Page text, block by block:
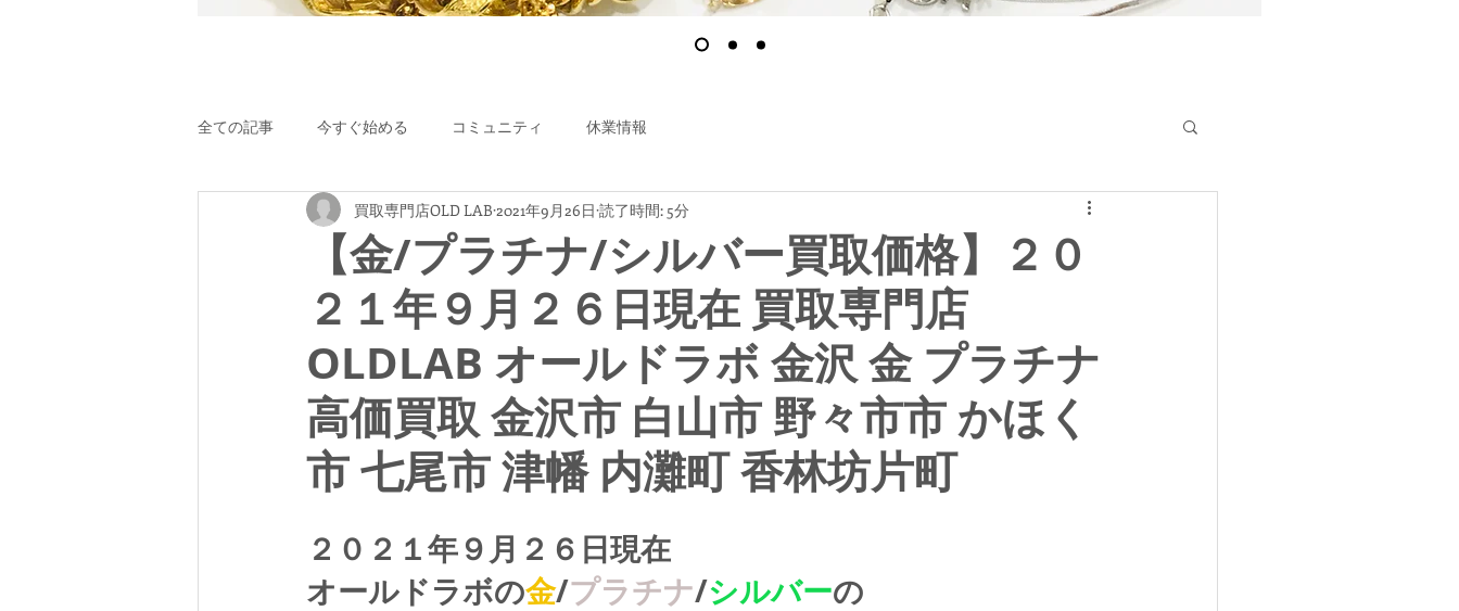
全ての記事 今すぐ始める コミュニティ 休業情報
【金/プラチナ/シルバー買取価格】２０
２１年９月２６日現在 買取専門店
OLDLAB オールドラボ 金沢 金 プラチナ
高価買取 金沢市 白山市 野々市市 かほく
市 七尾市 津幡 内灘町 香林坊片町
買取専門店OLD LAB 2021年9月26日 読了時間: 5分
２０２１年９月２６日現在
オールドラボの金/プラチナ/シルバーの